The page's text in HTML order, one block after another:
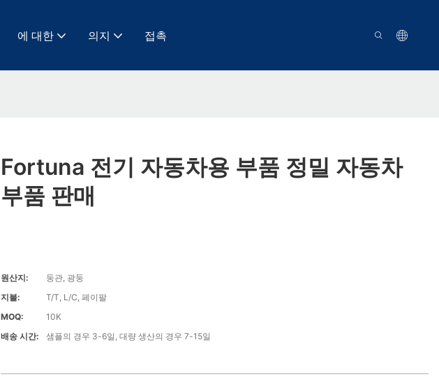
에 대한 의지 접촉
Fortuna 전기 자동차용 부품 정밀 자동차
부품 판매
원산지:
둥관, 광둥
지불:
T/T, L/C, 페이팔
MOQ:
10K
배송 시간:
샘플의 경우 3-6일, 대량 생산의 경우 7-15일